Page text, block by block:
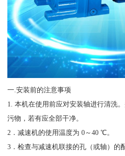
一.安装前的注意事项
1. 本机在使用前应对安装轴进行清洗
污物，若有应全部干净。
2．减速机的使用温度为 0～40 ℃。
3．检查与减速机联接的孔（或轴）的